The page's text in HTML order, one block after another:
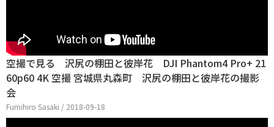
空撮で見る 沢尻の棚田と彼岸花 DJI Phantom4 Pro+ 21
60p60 4K 空撮 宮城県丸森町 沢尻の棚田と彼岸花の撮影
会
Fumihiro Sasaki / 2018-09-18